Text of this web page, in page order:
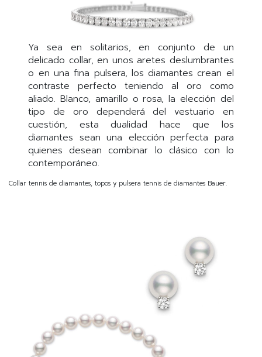
Ya sea en solitarios, en conjunto de un
delicado collar, en unos aretes deslumbrantes
o en una fina pulsera, los diamantes crean el
contraste perfecto teniendo al oro como
aliado. Blanco, amarillo o rosa, la elección del
tipo de oro dependerá del vestuario en
cuestión, esta dualidad hace que los
diamantes sean una elección perfecta para
quienes desean combinar lo clásico con lo
contemporáneo.
Collar tennis de diamantes, topos y pulsera tennis de diamantes Bauer.